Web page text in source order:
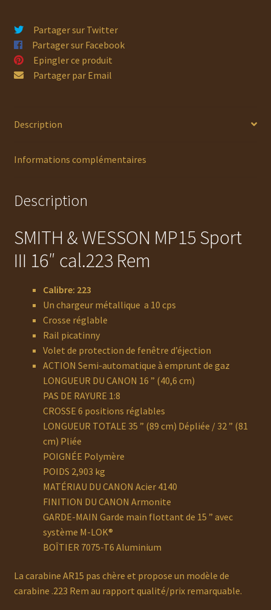
16"
Partager sur Twitter
Partager sur Facebook
Epingler ce produit
Partager par Email
Description
Informations complémentaires
Description
SMITH & WESSON MP15 Sport
III 16″ cal.223 Rem
Calibre: 223
Un chargeur métallique a 10 cps
Crosse réglable
Rail picatinny
Volet de protection de fenêtre d’éjection
ACTION Semi-automatique à emprunt de gaz
LONGUEUR DU CANON 16 ” (40,6 cm)
PAS DE RAYURE 1:8
CROSSE 6 positions réglables
LONGUEUR TOTALE 35 ” (89 cm) Dépliée / 32 ” (81
cm) Pliée
POIGNÉE Polymère
POIDS 2,903 kg
MATÉRIAU DU CANON Acier 4140
FINITION DU CANON Armonite
GARDE-MAIN Garde main flottant de 15 ” avec
système M-LOK®
BOÎTIER 7075-T6 Aluminium
La carabine AR15 pas chère et propose un modèle de
carabine .223 Rem au rapport qualité/prix remarquable.